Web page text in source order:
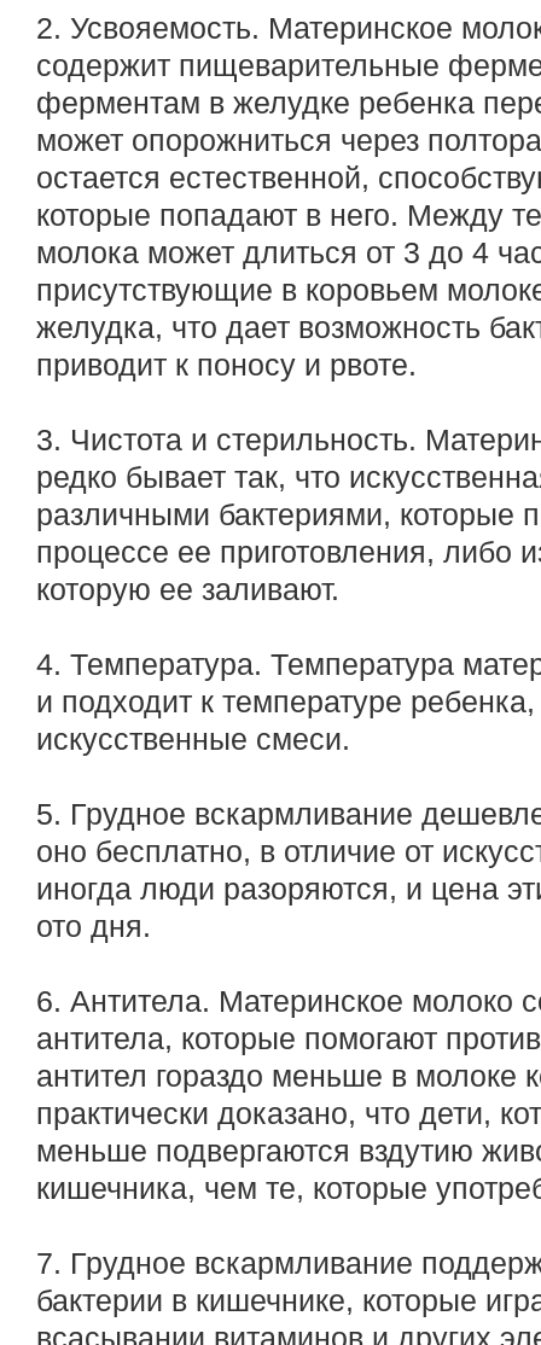
2. Усвояемость. Материнское
содержит пищеварительные
ферментам в желудке ребенка
может опорожниться через
остается естественной,
которые попадают в него. Между
молока может длиться от 3 до 4
присутствующие в коровьем
желудка, что дает возможность
приводит к поносу и рвоте.
3. Чистота и стерильность.
редко бывает так, что
различными бактериями, которые
процессе ее приготовления, либо
которую ее заливают.
4. Температура. Температура
и подходит к температуре
искусственные смеси.
5. Грудное вскармливание
оно бесплатно, в отличие от
иногда люди разоряются, и цена
ото дня.
6. Антитела. Материнское молоко
антитела, которые помогают
антител гораздо меньше в молоке
практически доказано, что дети,
меньше подвергаются вздутию
кишечника, чем те, которые
7. Грудное вскармливание
бактерии в кишечнике, которые
всасывании витаминов и других